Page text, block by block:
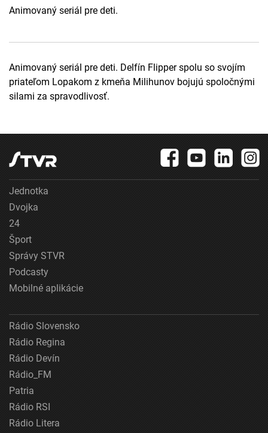
Animovaný seriál pre deti.
Animovaný seriál pre deti. Delfín Flipper spolu so svojím
priateľom Lopakom z kmeňa Milihunov bojujú spoločnými
silami za spravodlivosť.
Jednotka
Dvojka
24
Šport
Správy STVR
Podcasty
Mobilné aplikácie
Rádio Slovensko
Rádio Regina
Rádio Devín
Rádio_FM
Patria
Rádio RSI
Rádio Litera